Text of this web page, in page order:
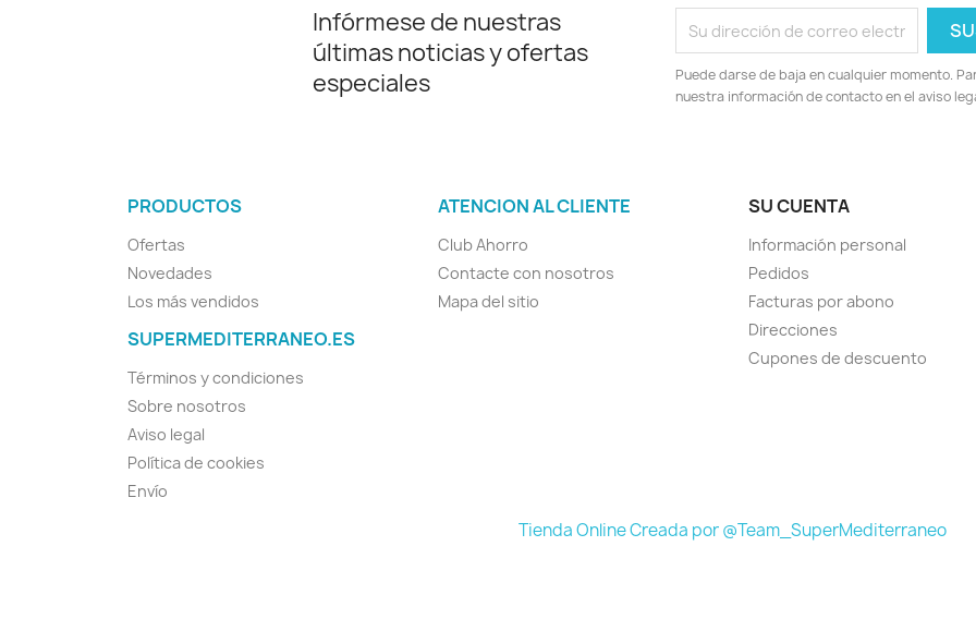
Infórmese de nuestras
últimas noticias y ofertas
especiales
Puede darse de baja en cualquier momento.
nuestra información de contacto en el aviso
PRODUCTOS
Ofertas
Novedades
Los más vendidos
ATENCION AL CLIENTE
Club Ahorro
Contacte con nosotros
Mapa del sitio
SUPERMEDITERRANEO.ES
Términos y condiciones
Sobre nosotros
Aviso legal
Política de cookies
Envío
SU CUENTA
Información personal
Pedidos
Facturas por abono
Direcciones
Cupones de descuento
Tienda Online Creada por @Team_SuperMediterraneo